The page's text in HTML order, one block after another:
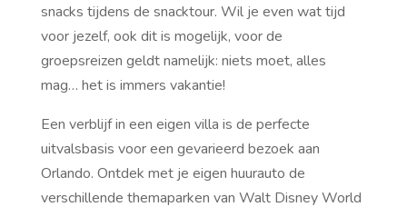
snacks tijdens de snacktour. Wil je even wat tijd
voor jezelf, ook dit is mogelijk, voor de
groepsreizen geldt namelijk: niets moet, alles
mag… het is immers vakantie!
Een verblijf in een eigen villa is de perfecte
uitvalsbasis voor een gevarieerd bezoek aan
Orlando. Ontdek met je eigen huurauto de
verschillende themaparken van Walt Disney World